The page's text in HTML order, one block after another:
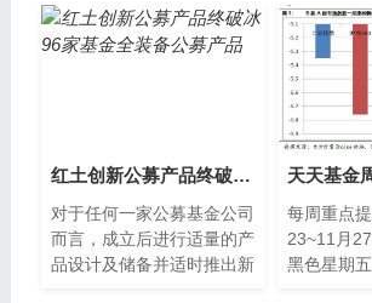
红土创新公募产品终破冰 96家基金全装备公募产品
对于任何一家公募基金公司
而言，成立后进行适量的产
品设计及储备并适时推出新
每周重点
23~11月
黑色星期